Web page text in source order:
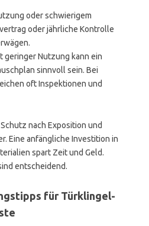
oder schwierigem
oder jährliche Kontrolle
geringer Nutzung kann ein
sinnvoll sein. Bei
oft Inspektionen und
nach Exposition und
Eine anfängliche Investition in
spart Zeit und Geld.
entscheidend.
für Türklingel-